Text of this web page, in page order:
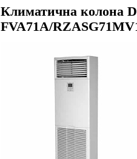
Климатична колона
FVA71A/